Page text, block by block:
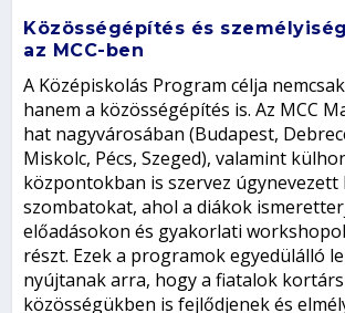
Közösségépítés és
az MCC-ben
A Középiskolás Program célja
hanem a közösségépítés is. Az MCC
hat nagyvárosában (Budapest,
Miskolc, Pécs, Szeged), valamint
központokban is szervez úgynevezett
szombatokat, ahol a diákok
előadásokon és gyakorlati
részt. Ezek a programok egyedülálló
nyújtanak arra, hogy a fiatalok
közösségükben is fejlődjenek és